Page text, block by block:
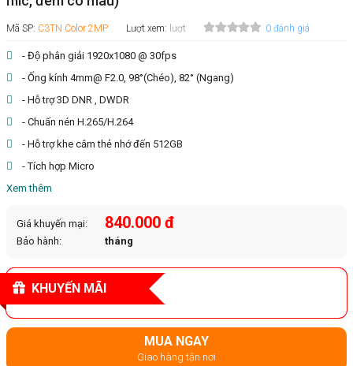
Mã SP: C3TN Color 2MP Lượt xem: lượt 0 đánh giá
- Độ phân giải 1920x1080 @ 30fps
- Ống kính 4mm@ F2.0, 98°(Chéo), 82° (Ngang)
- Hỗ trợ 3D DNR , DWDR
- Chuấn nén H.265/H.264
- Hỗ trợ khe cắm thẻ nhớ đến 512GB
- Tích hợp Micro
Xem thêm
Giá khuyến mại: 840.000 đ
Bảo hành: tháng
KHUYẾN MÃI
MUA NGAY
Giao hàng tận nơi